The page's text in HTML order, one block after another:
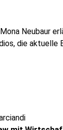
Neubaur
die aktuelle